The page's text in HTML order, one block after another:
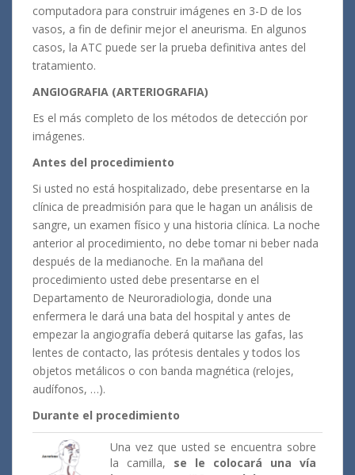
computadora para construir imágenes en 3-D de los
vasos, a fin de definir mejor el aneurisma. En algunos
casos, la ATC puede ser la prueba definitiva antes del
tratamiento.
ANGIOGRAFIA (ARTERIOGRAFIA)
Es el más completo de los métodos de detección por
imágenes.
Antes del procedimiento
Si usted no está hospitalizado, debe presentarse en la
clínica de preadmisión para que le hagan un análisis de
sangre, un examen físico y una historia clínica. La noche
anterior al procedimiento, no debe tomar ni beber nada
después de la medianoche. En la mañana del
procedimiento usted debe presentarse en el
Departamento de Neuroradiologia, donde una
enfermera le dará una bata del hospital y antes de
empezar la angiografía deberá quitarse las gafas, las
lentes de contacto, las prótesis dentales y todos los
objetos metálicos o con banda magnética (relojes,
audífonos, …).
Durante el procedimiento
Una vez que usted se encuentra sobre
la camilla, se le colocará una vía